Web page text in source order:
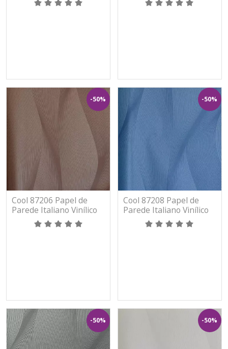
-50%
Cool 87206 Papel de
Parede Italiano Vinílico
Lavável
-50%
Cool 87208 Papel de
Parede Italiano Vinílico
Lavável
-50% -50%